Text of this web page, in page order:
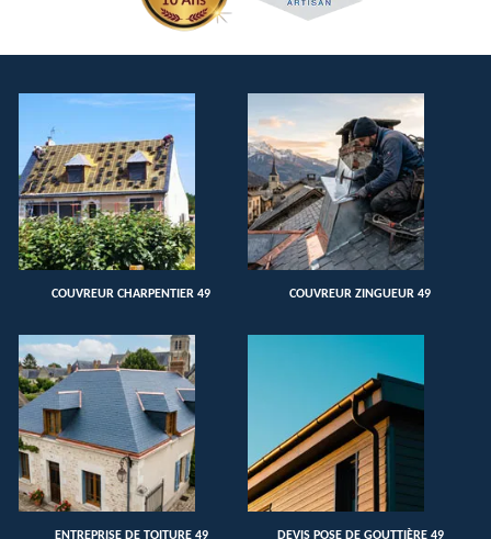
COUVREUR CHARPENTIER 49 COUVREUR ZINGUEUR 49
ENTREPRISE DE TOITURE 49 DEVIS POSE DE GOUTTIÈRE 49